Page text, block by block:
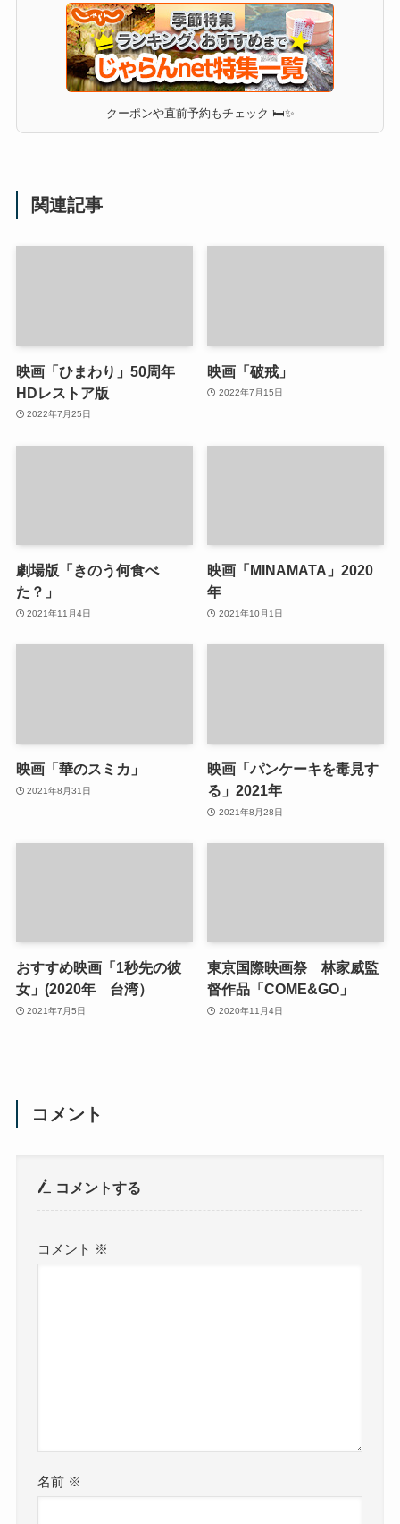
クーポンや直前予約もチェック 🛏✨
関連記事
映画「ひまわり」50周年
HDレストア版
2022年7月25日
映画「破戒」
2022年7月15日
劇場版「きのう何食べ
た？」
2021年11月4日
映画「MINAMATA」2020
年
2021年10月1日
映画「華のスミカ」
2021年8月31日
映画「パンケーキを毒見す
る」2021年
2021年8月28日
おすすめ映画「1秒先の彼
女」(2020年 台湾）
2021年7月5日
東京国際映画祭 林家威監
督作品「COME&GO」
2020年11月4日
コメント
コメントする
コメント ※
名前 ※